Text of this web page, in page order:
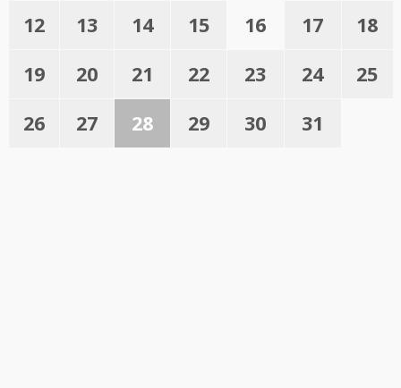
12
13 14 15 16 17
18
19
20 21 22 23 24
25
26
27 28 29 30 31